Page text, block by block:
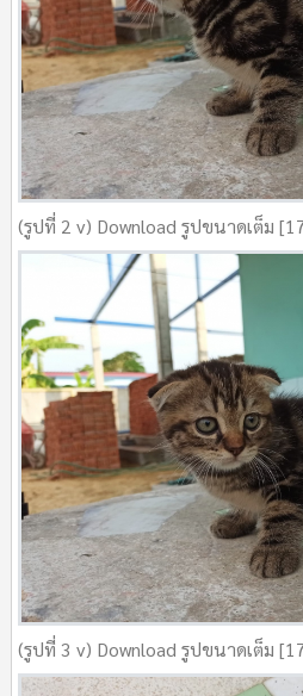
(รูปที่ 2 v) Download รูปขนาดเต็ม
(รูปที่ 3 v) Download รูปขนาดเต็ม